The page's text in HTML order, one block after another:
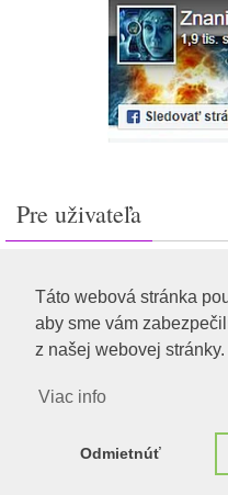
Táto webová stránka
aby sme vám
z našej webovej stránky.
Viac info
Odmietnúť
Pre uživateľa
Feed záznamov
RSS feed komentárov
WordPress.org